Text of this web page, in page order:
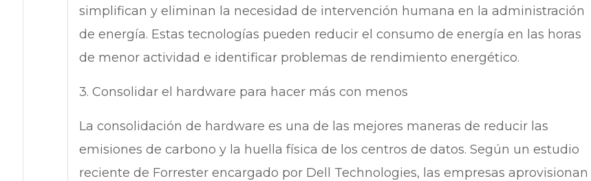
simplifican y eliminan la necesidad de intervención humana en la administración
de energía. Estas tecnologías pueden reducir el consumo de energía en las horas
de menor actividad e identificar problemas de rendimiento energético.
3. Consolidar el hardware para hacer más con menos
La consolidación de hardware es una de las mejores maneras de reducir las
emisiones de carbono y la huella física de los centros de datos. Según un estudio
reciente de Forrester encargado por Dell Technologies, las empresas aprovisionan